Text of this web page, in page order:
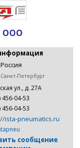
ООО
Россия
Санкт-Петербург
ул., д. 27А
456-04-53
456-04-53
ista-pneumatics.ru
сообщение